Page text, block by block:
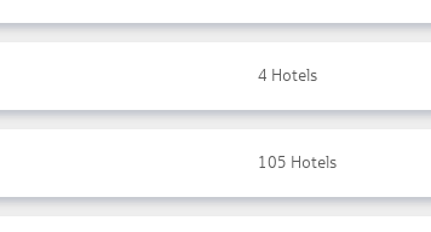
4 Hotels
105 Hotels